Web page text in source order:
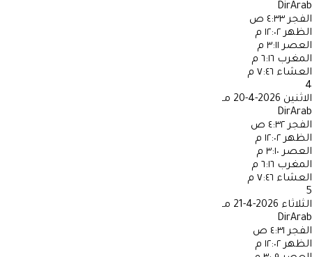
DirArab
الفجر ٤:٣٣ ص
الظهر ١٢:٠٢ م
العصر ٣:١١ م
المغرب ٦:١٦ م
العشاء ٧:٤٦ م
4
الاثنين 2026-4-20 مـ
DirArab
الفجر ٤:٣٢ ص
الظهر ١٢:٠٢ م
العصر ٣:١٠ م
المغرب ٦:١٦ م
العشاء ٧:٤٦ م
5
الثلاثاء 2026-4-21 مـ
DirArab
الفجر ٤:٣١ ص
الظهر ١٢:٠٢ م